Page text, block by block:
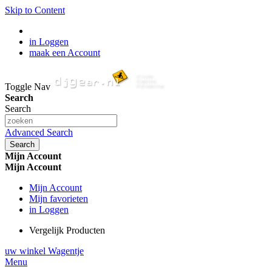
Skip to Content
in Loggen
maak een Account
Toggle Nav
Search
Search
Advanced Search
Search
Mijn Account
Mijn Account
Mijn Account
Mijn favorieten
in Loggen
Vergelijk Producten
uw winkel Wagentje
Menu